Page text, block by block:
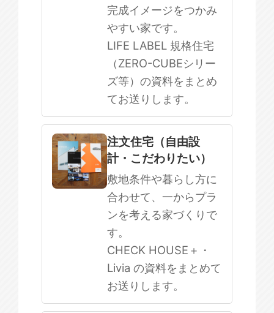
完成イメージをつかみ
やすい家です。
LIFE LABEL 規格住宅
（ZERO-CUBEシリー
ズ等）の資料をまとめ
てお送りします。
注文住宅（自由設
計・こだわりたい）
敷地条件や暮らし方に
合わせて、一からプラ
ンを考える家づくりで
す。
CHECK HOUSE＋・
Livia の資料をまとめて
お送りします。